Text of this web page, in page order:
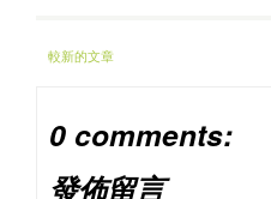
較新的文章
0 comments:
發佈留言